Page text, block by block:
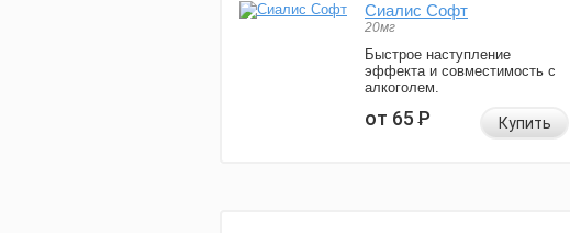
Сиалис Софт
20мг
Быстрое наступление
эффекта и совместимость с
алкоголем.
от 65Р Купить